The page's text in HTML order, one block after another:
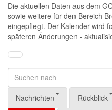
Die aktuellen Daten aus dem
sowie weitere für den Bereich
eingepflegt. Der Kalender wird
späteren Änderungen -
Nachrichten Rückblick